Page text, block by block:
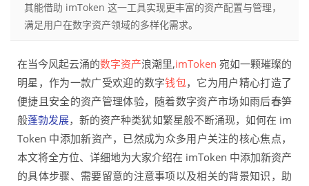
其能借助 imToken 这一工具实现更丰富的资产配置与管理，
满足用户在数字资产领域的多样化需求。
在当今风起云涌的数字资产浪潮里,imToken 宛如一颗璀璨的
明星，作为一款广受欢迎的数字钱包，它为用户精心打造了
便捷且安全的资产管理体验，随着数字资产市场如雨后春笋
般蓬勃发展，新的资产种类犹如繁星般不断涌现，如何在 im
Token 中添加新资产，已然成为众多用户关注的核心焦点，
本文将全方位、详细地为大家介绍在 imToken 中添加新资产
的具体步骤、需要留意的注意事项以及相关的背景知识，助